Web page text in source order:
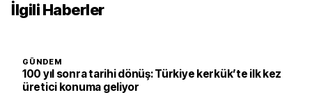
İlgili Haberler
GÜNDEM
100 yıl sonra tarihi dönüş: Türkiye kerkük’te ilk kez
üretici konuma geliyor